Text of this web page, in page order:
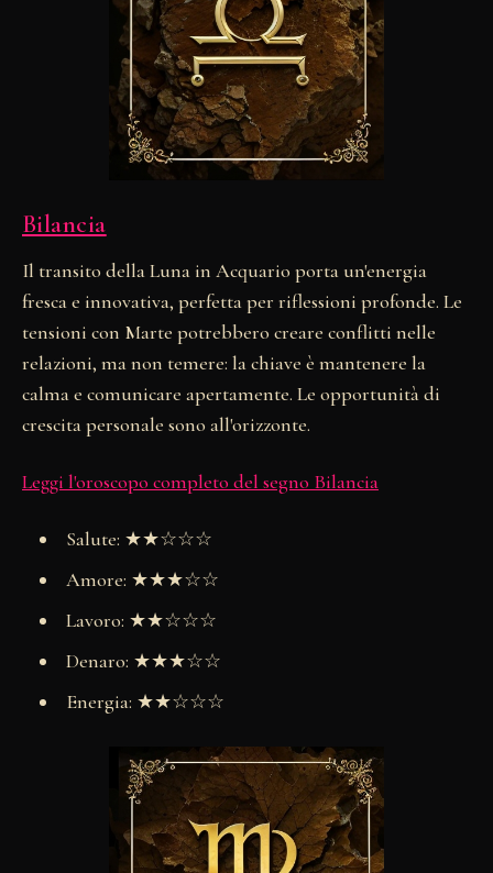
Bilancia
Il transito della Luna in Acquario porta un'energia
fresca e innovativa, perfetta per riflessioni profonde. Le
tensioni con Marte potrebbero creare conflitti nelle
relazioni, ma non temere: la chiave è mantenere la
calma e comunicare apertamente. Le opportunità di
crescita personale sono all'orizzonte.
Leggi l'oroscopo completo del segno Bilancia
Salute: ★★☆☆☆
Amore: ★★★☆☆
Lavoro: ★★☆☆☆
Denaro: ★★★☆☆
Energia: ★★☆☆☆